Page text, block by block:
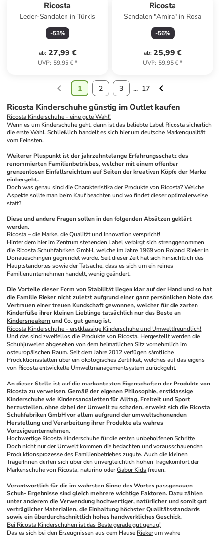
Ricosta
Leder-Sandalen in Türkis
-53%
ab: 27,99 €
UVP: 59,95 €*
Ricosta
Sandalen "Amira" in Rosa
-56%
ab: 25,99 €
UVP: 59,95 €*
1 2 3 ... 17
Ricosta Kinderschuhe günstig im Outlet kaufen
Ricosta Kinderschuhe – eine gute Wahl!
Wenn es um Kinderschuhe geht, dann ist das beliebte Label Ricosta sicherlich
die erste Wahl. Schließlich handelt es sich hier um deutsche Markenqualität
vom Feinsten.
Weiterer Pluspunkt ist der jahrzehntelange Erfahrungsschatz des
renommierten Familienbetriebes, welcher mit einem offenbar
grenzenlosen Einfallsreichtum auf Seiten der kreativen Köpfe der Marke
einhergeht.
Doch was genau sind die Charakteristika der Produkte von Ricosta? Welche
Aspekte sollte man beim Kauf beachten und wo findet dieser optimalerweise
statt?
Diese und andere Fragen sollen in den folgenden Absätzen geklärt
werden.
Ricosta – die Marke, die Qualität und Innovation verspricht!
Hinter dem hier im Zentrum stehenden Label verbirgt sich strenggenommen
die Ricosta Schuhfabriken GmbH, welche im Jahre 1969 von Roland Rieker in
Donaueschingen gegründet wurde. Seit dieser Zeit hat sich hinsichtlich des
Hauptstandortes sowie der Tatsache, dass es sich um ein reines
Familienunternehmen handelt, wenig geändert.
Die Vorteile dieser Form von Stabilität liegen klar auf der Hand und so hat
die Familie Rieker nicht zuletzt aufgrund einer ganz persönlichen Note das
Vertrauen einer treuen Kundschaft gewonnen, welcher für die zarten
Kindersneakern und Co. gut genug ist.
Ricosta Kinderschuhe – erstklassige Kinderschuhe und Umweltfreundlich!
Und das sind zweifellos die Produkte von Ricosta. Hergestellt werden die
Schuhjuwelen abgesehen von dem heimatlichen Sitz vornehmlich im
osteuropäischen Raum. Seit dem Jahre 2012 verfügen sämtliche
Produktionsstätten über ein ökologisches Zertifikat, welches auf das eigens
von Ricosta entwickelte Umweltmanagementsystem zurückgeht.
An dieser Stelle ist auf die markantesten Eigenschaften der Produkte von
Ricosta zu verweisen. Gemäß der eigenen Philosophie, erstklassige
Kinderschuhe wie Kindersandaletten für Alltag, Freizeit und Sport
herzustellen, ohne dabei der Umwelt zu schaden, erweist sich die Ricosta
Schuhfabriken GmbH vor allem aufgrund der umweltschonenden
Herstellung und Verarbeitung ihrer Produkte als wahres
Vorzeigeunternehmen.
Hochwertige Ricosta Kinderschuhe für die ersten unbeholfenen Schritte
Doch nicht nur der Umwelt kommen die bedachten und vorausschauenden
Produktionsprozesse des Familienbetriebes zugute. Auch die kleinen
TrägerInnen dürfen sich über den unvergleichlich hohen Tragekomfort der
Markenschuhe von Ricosta, naturino oder Gabor Kids freuen.
Verantwortlich für die im wahrsten Sinne des Wortes passgenauen
Schuh- Ergebnisse sind gleich mehrere wichtige Faktoren. Dazu zählen
unter anderem die Verwendung hochwertiger, natürlicher und somit gut
verträglicher Materialien, die Einhaltung höchster Qualitätsstandards
sowie ein überdurchschnittlich hohes handwerkliches Geschick.
Bei Ricosta Kinderschuhen ist das Beste gerade gut genug!
Das es sich bei den Erzeugnissen aus dem Hause Rieker um wahre